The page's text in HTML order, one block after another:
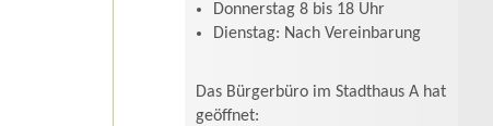
Donnerstag 8 bis 18 Uhr
Dienstag: Nach Vereinbarung
Das Bürgerbüro im Stadthaus A hat
geöffnet: